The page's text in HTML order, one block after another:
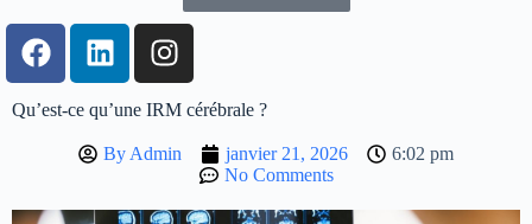
Qu’est-ce qu’une IRM cérébrale ?
By Admin janvier 21, 2026
6:02 pm
No Comments